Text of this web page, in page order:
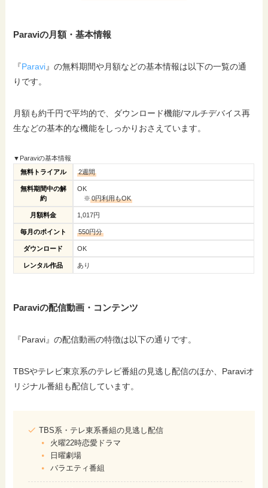
Paraviの月額・基本情報
『Paravi』の無料期間や月額などの基本情報は以下の一覧の通
りです。
月額も約千円で平均的で、ダウンロード機能/マルチデバイス再
生などの基本的な機能をしっかりおさえています。
▼Paraviの基本情報
無料トライアル
2週間
無料期間中の解
約
OK
※ 0円利用もOK
月額料金 1,017円
毎月のポイント 550円分
ダウンロード OK
レンタル作品 あり
Paraviの配信動画・コンテンツ
『Paravi』の配信動画の特徴は以下の通りです。
TBSやテレビ東京系のテレビ番組の見逃し配信のほか、Paraviオ
リジナル番組も配信しています。
TBS系・テレ東系番組の見逃し配信
火曜22時恋愛ドラマ
日曜劇場
バラエティ番組